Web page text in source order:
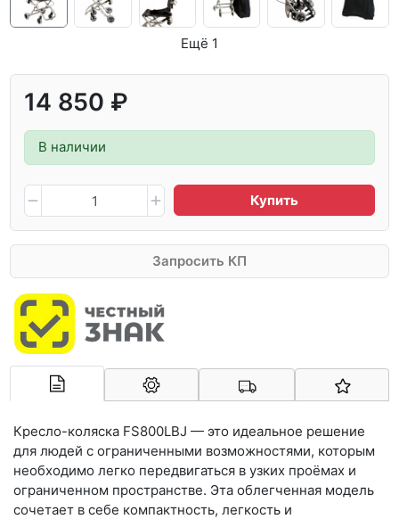
Ещё 1
14 850 ₽
В наличии
Купить
Запросить КП
Кресло-коляска FS800LBJ — это идеальное решение
для людей с ограниченными возможностями, которым
необходимо легко передвигаться в узких проёмах и
ограниченном пространстве. Эта облегченная модель
сочетает в себе компактность, легкость и